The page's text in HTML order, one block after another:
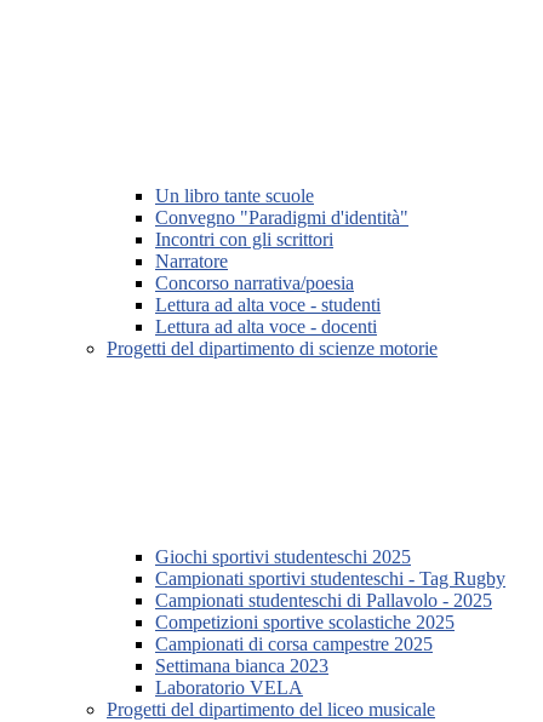
Un libro tante scuole
Convegno "Paradigmi d'identità"
Incontri con gli scrittori
Narratore
Concorso narrativa/poesia
Lettura ad alta voce - studenti
Lettura ad alta voce - docenti
Progetti del dipartimento di scienze motorie
Giochi sportivi studenteschi 2025
Campionati sportivi studenteschi - Tag Rugby
Campionati studenteschi di Pallavolo - 2025
Competizioni sportive scolastiche 2025
Campionati di corsa campestre 2025
Settimana bianca 2023
Laboratorio VELA
Progetti del dipartimento del liceo musicale